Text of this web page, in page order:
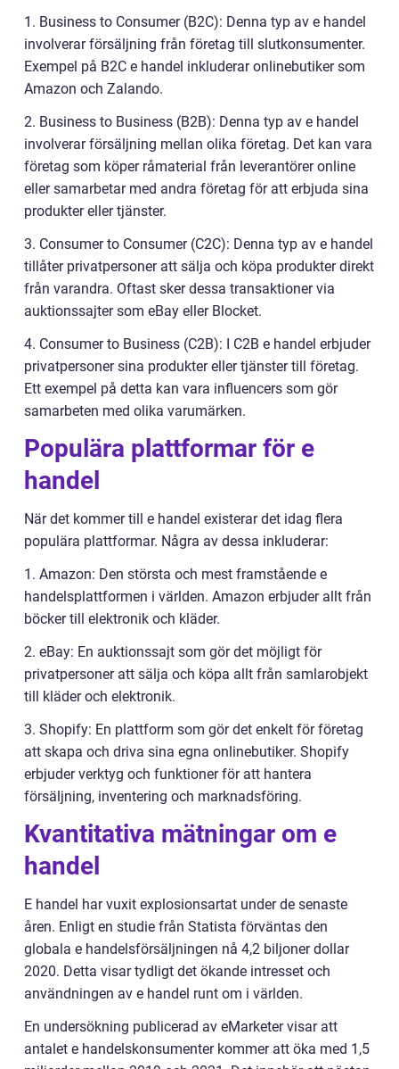
1. Business to Consumer (B2C): Denna typ av e handel
involverar försäljning från företag till slutkonsumenter.
Exempel på B2C e handel inkluderar onlinebutiker som
Amazon och Zalando.
2. Business to Business (B2B): Denna typ av e handel
involverar försäljning mellan olika företag. Det kan vara
företag som köper råmaterial från leverantörer online
eller samarbetar med andra företag för att erbjuda sina
produkter eller tjänster.
3. Consumer to Consumer (C2C): Denna typ av e handel
tillåter privatpersoner att sälja och köpa produkter direkt
från varandra. Oftast sker dessa transaktioner via
auktionssajter som eBay eller Blocket.
4. Consumer to Business (C2B): I C2B e handel erbjuder
privatpersoner sina produkter eller tjänster till företag.
Ett exempel på detta kan vara influencers som gör
samarbeten med olika varumärken.
Populära plattformar för e
handel
När det kommer till e handel existerar det idag flera
populära plattformar. Några av dessa inkluderar:
1. Amazon: Den största och mest framstående e
handelsplattformen i världen. Amazon erbjuder allt från
böcker till elektronik och kläder.
2. eBay: En auktionssajt som gör det möjligt för
privatpersoner att sälja och köpa allt från samlarobjekt
till kläder och elektronik.
3. Shopify: En plattform som gör det enkelt för företag
att skapa och driva sina egna onlinebutiker. Shopify
erbjuder verktyg och funktioner för att hantera
försäljning, inventering och marknadsföring.
Kvantitativa mätningar om e
handel
E handel har vuxit explosionsartat under de senaste
åren. Enligt en studie från Statista förväntas den
globala e handelsförsäljningen nå 4,2 biljoner dollar
2020. Detta visar tydligt det ökande intresset och
användningen av e handel runt om i världen.
En undersökning publicerad av eMarketer visar att
antalet e handelskonsumenter kommer att öka med 1,5